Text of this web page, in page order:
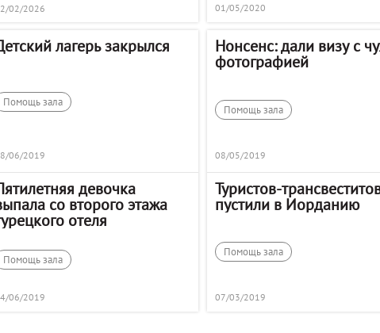
02/2026 01/05/2020
лагерь закрылся
Помощь зала
06/2019
девочка
со второго этажа
отеля
Помощь зала
06/2019
Нонсенс: дали визу с
фотографией
Помощь зала
08/05/2019
Туристов-
пустили в Иорданию
Помощь зала
07/03/2019